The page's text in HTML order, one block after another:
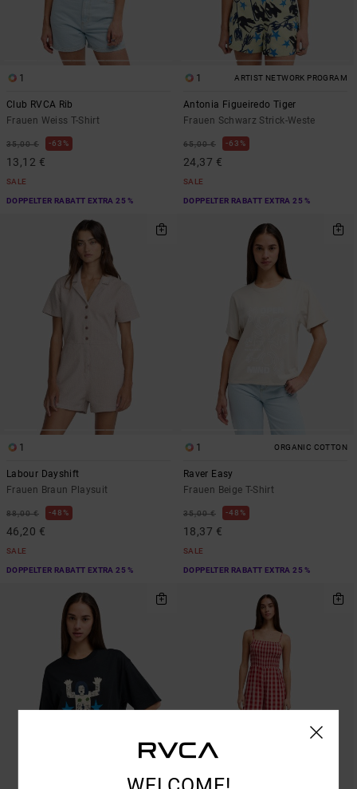
1
Club RVCA Rib
Frauen Weiss T-Shirt
35,00 € 63%
13,12 €
SALE
DOPPELTER RABATT EXTRA 25 %
1 ARTIST NETWORK PROGRAM
Antonia Figueiredo Tiger
Frauen Schwarz Strick-Weste
65,00 € 63%
24,37 €
SALE
DOPPELTER RABATT EXTRA 25 %
1
Labour Dayshift
Frauen Braun Playsuit
88,00 € 48%
46,20 €
SALE
DOPPELTER RABATT EXTRA 25 %
1 ORGANIC COTTON
Raver Easy
Frauen Beige T-Shirt
35,00 € 48%
18,37 €
SALE
DOPPELTER RABATT EXTRA 25 %